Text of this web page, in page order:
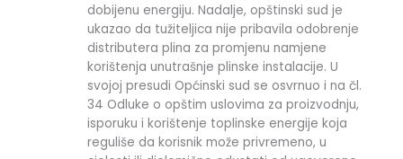
dobijenu energiju. Nadalje, opštinski sud je
ukazao da tužiteljica nije pribavila odobrenje
distributera plina za promjenu namjene
korištenja unutrašnje plinske instalacije. U
svojoj presudi Općinski sud se osvrnuo i na čl.
34 Odluke o opštim uslovima za proizvodnju,
isporuku i korištenje toplinske energije koja
reguliše da korisnik može privremeno, u